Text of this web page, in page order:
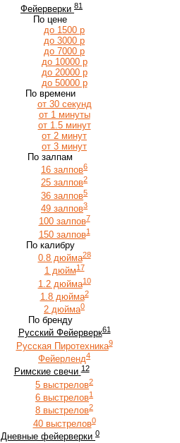
Фейерверки 81
По цене
до 1500 р
до 3000 р
до 7000 р
до 10000 р
до 20000 р
до 50000 р
По времени
от 30 секунд
от 1 минуты
от 1.5 минут
от 2 минут
от 3 минут
По залпам
16 залпов6
25 залпов2
36 залпов5
49 залпов3
100 залпов7
150 залпов1
По калибру
0.8 дюйма28
1 дюйм17
1.2 дюйма10
1.8 дюйма2
2 дюйма0
По бренду
Русский Фейерверк61
Русская Пиротехника9
Фейерленд4
Римские свечи 12
5 выстрелов2
6 выстрелов1
8 выстрелов2
40 выстрелов0
Дневные фейерверки 0